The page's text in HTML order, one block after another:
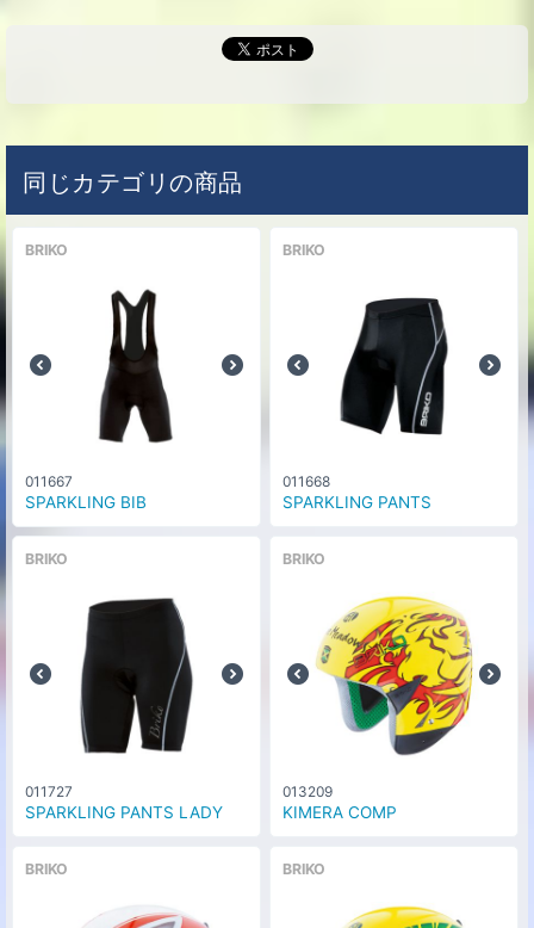
同じカテゴリの商品
BRIKO
011667
SPARKLING BIB
BRIKO
011668
SPARKLING PANTS
BRIKO
011727
SPARKLING PANTS LADY
BRIKO
013209
KIMERA COMP
BRIKO BRIKO